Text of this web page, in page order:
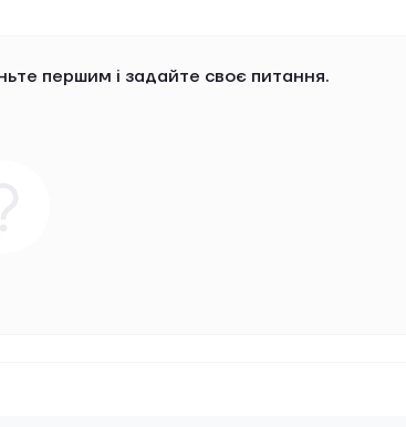
першим і задайте своє питання.